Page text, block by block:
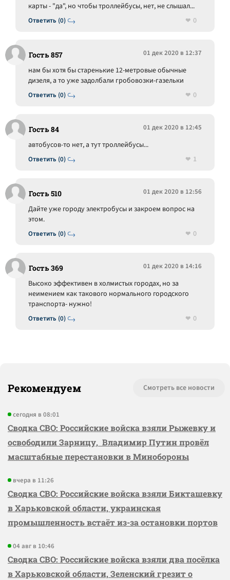
Ответить (0)
карты - "да", но чтобы троллейбусы, нет, не слышал...
0
Гость 857 01 дек 2020 в 12:37
Ответить (0)
нам бы хотя бы старенькие 12-метровые обычные
дизеля, а то уже задолбали гробовозки-газельки
0
Гость 84 01 дек 2020 в 12:45
Ответить (0)
автобусов-то нет, а тут троллейбусы...
1
Гость 510 01 дек 2020 в 12:56
Ответить (0)
Дайте уже городу электробусы и закроем вопрос на
этом.
0
Гость 369 01 дек 2020 в 14:16
Ответить (0)
Высоко эффективен в холмистых городах, но за
неимением как такового нормального городского
транспорта- нужно!
0
Рекомендуем Смотреть все новости
сегодня в 08:01
Сводка СВО: Российские войска взяли Рыжевку и
освободили Зарницу, Владимир Путин провёл
масштабные перестановки в Минобороны
вчера в 11:26
Сводка СВО: Российские войска взяли Бикташевку
в Харьковской области, украинская
промышленность встаёт из-за остановки портов
04 авг в 10:46
Сводка СВО: Российские войска взяли два посёлка
в Харьковской области, Зеленский грезит о